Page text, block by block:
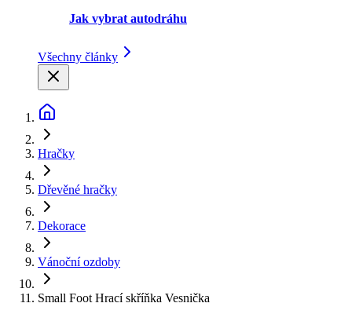
Jak vybrat autodráhu
Všechny články
Hračky
Dřevěné hračky
Dekorace
Vánoční ozdoby
Small Foot Hrací skříňka Vesnička